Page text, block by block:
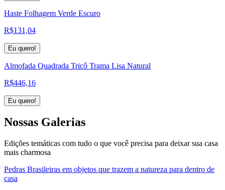
Haste Folhagem Verde Escuro
R$131,04
Eu quero!
Almofada Quadrada Tricô Trama Lisa Natural
R$446,16
Eu quero!
Nossas Galerias
Edições temáticas com tudo o que você precisa para deixar sua casa
mais charmosa
Pedras Brasileiras em objetos que trazem a natureza para dentro de
casa